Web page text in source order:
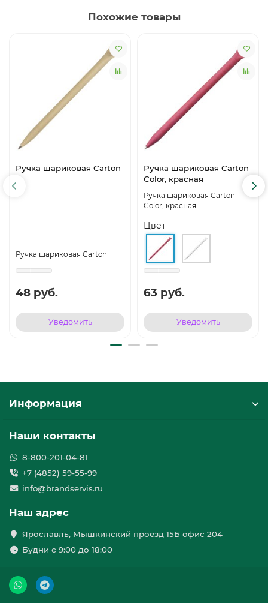
Похожие товары
Ручка шариковая Carton
Ручка шариковая Carton
48 руб.
Уведомить
Ручка шариковая Carton
Color, красная
Ручка шариковая Carton
Color, красная
Цвет
63 руб.
Уведомить
Информация
Наши контакты
8-800-201-04-81
+7 (4852) 59-55-99
info@brandservis.ru
Наш адрес
Ярославль, Мышкинский проезд 15Б офис 204
Будни с 9:00 до 18:00